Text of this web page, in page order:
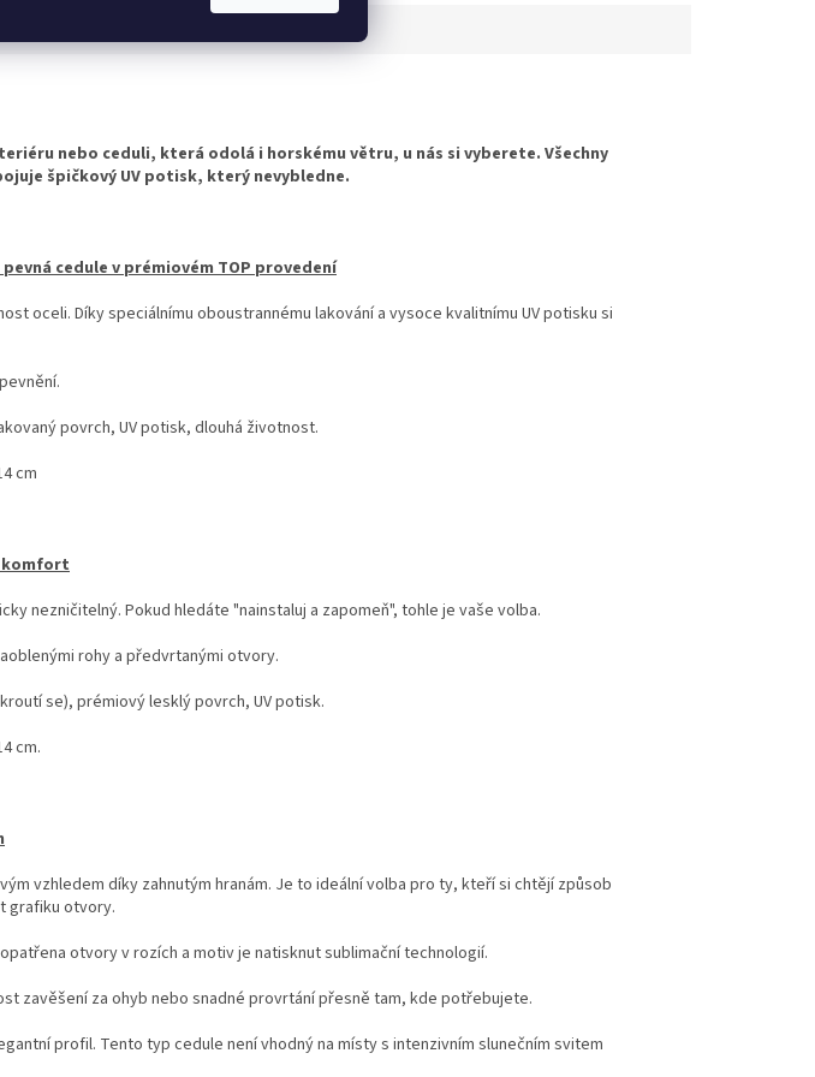
nebo ceduli, která odolá i horskému větru, u nás si vyberete. Všechny
špičkový UV potisk, který nevybledne.
pevná cedule v prémiovém TOP provedení
oceli. Díky speciálnímu oboustrannému lakování a vysoce kvalitnímu UV potisku si
povrch, UV potisk, dlouhá životnost.
cm
komfort
nezničitelný. Pokud hledáte "nainstaluj a zapomeň", tohle je vaše volba.
rohy a předvrtanými otvory.
se), prémiový lesklý povrch, UV potisk.
cm.
vzhledem díky zahnutým hranám. Je to ideální volba pro ty, kteří si chtějí způsob
grafiku otvory.
otvory v rozích a motiv je natisknut sublimační technologií.
zavěšení za ohyb nebo snadné provrtání přesně tam, kde potřebujete.
profil. Tento typ cedule není vhodný na místy s intenzivním slunečním svitem